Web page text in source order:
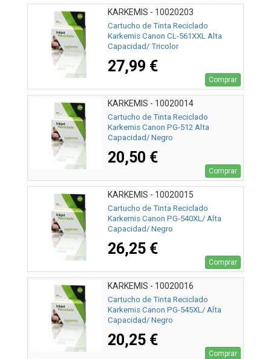
KARKEMIS - 10020203
Cartucho de Tinta Reciclado
Karkemis Canon CL-561XXL Alta
Capacidad/ Tricolor
27,99 €
Comprar
KARKEMIS - 10020014
Cartucho de Tinta Reciclado
Karkemis Canon PG-512 Alta
Capacidad/ Negro
20,50 €
Comprar
KARKEMIS - 10020015
Cartucho de Tinta Reciclado
Karkemis Canon PG-540XL/ Alta
Capacidad/ Negro
26,25 €
Comprar
KARKEMIS - 10020016
Cartucho de Tinta Reciclado
Karkemis Canon PG-545XL/ Alta
Capacidad/ Negro
20,25 €
Comprar